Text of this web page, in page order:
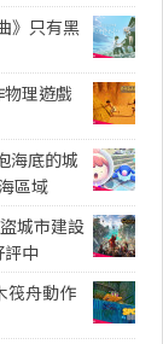
》只有黑
理遊戲
海底的城
區域
城市建設
評中
筏舟動作